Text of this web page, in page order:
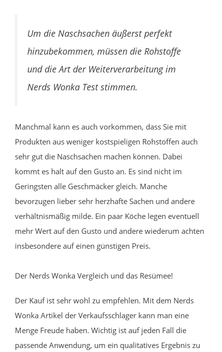
Um die Naschsachen äußerst perfekt
hinzubekommen, müssen die Rohstoffe
und die Art der Weiterverarbeitung im
Nerds Wonka Test stimmen.
Manchmal kann es auch vorkommen, dass Sie mit
Produkten aus weniger kostspieligen Rohstoffen auch
sehr gut die Naschsachen machen können. Dabei
kommt es halt auf den Gusto an. Es sind nicht im
Geringsten alle Geschmäcker gleich. Manche
bevorzugen lieber sehr herzhafte Sachen und andere
verhältnismäßig milde. Ein paar Köche legen eventuell
mehr Wert auf den Gusto und andere wiederum achten
insbesondere auf einen günstigen Preis.
Der Nerds Wonka Vergleich und das Resümee!
Der Kauf ist sehr wohl zu empfehlen. Mit dem Nerds
Wonka Artikel der Verkaufsschlager kann man eine
Menge Freude haben. Wichtig ist auf jeden Fall die
passende Anwendung, um ein qualitatives Ergebnis zu